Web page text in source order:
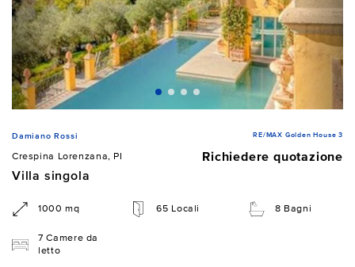
Damiano Rossi RE/MAX Golden House 3
Crespina Lorenzana, PI
Richiedere quotazione
Villa singola
1000 mq 65 Locali 8 Bagni
7 Camere da
letto